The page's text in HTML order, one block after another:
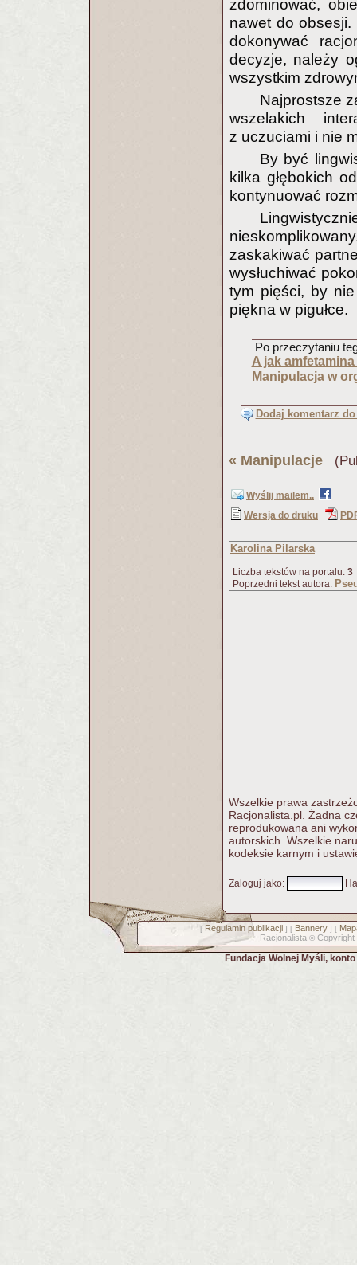
zdominować,
nawet do
dokonywać
decyzje, należy
wszystkim
Najprostsze
wszelakich
z uczuciami i nie
By być
kilka głębokich
kontynuować
zaskakiwać
wysłuchiwać
tym pięści, by
piękna w pigułce.
Po przeczytaniu
A jak
Manipulacja w
Dodaj komentarz
« Manipulacje
Wyślij mailem..
Wersja do druku
Karolina Pilarska
Liczba tekstów na portalu: 3
Poprzedni tekst autora:
Wszelkie prawa
Racjonalista.pl. Żadna
reprodukowana ani
autorskich. Wszelkie
kodeksie karnym i
Zaloguj jako:
[ Regulamin publikacji] [ Bannery] [
Racjonalista © Copyright
Fundacja Wolnej Myśli,